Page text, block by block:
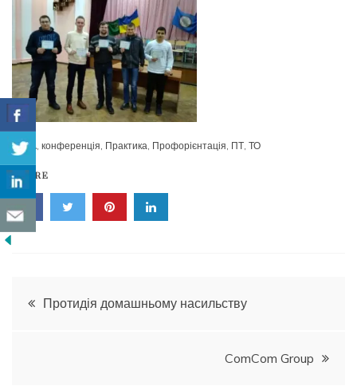
ЗА конференція Практика Профорієнтація ПТ ТО
SHARE
Навігація
Протидія домашньому насильству
ComCom Group